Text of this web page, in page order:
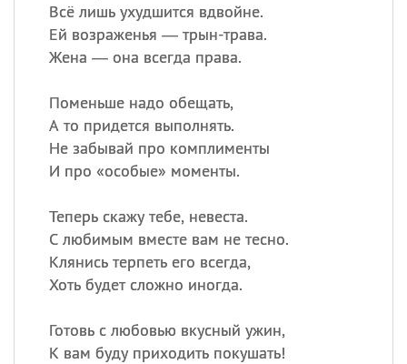
Всё лишь ухудшится вдвойне.
Ей возраженья — трын-трава.
Жена — она всегда права.
Поменьше надо обещать,
А то придется выполнять.
Не забывай про комплименты
И про «особые» моменты.
Теперь скажу тебе, невеста.
С любимым вместе вам не тесно.
Клянись терпеть его всегда,
Хоть будет сложно иногда.
Готовь с любовью вкусный ужин,
К вам буду приходить покушать!